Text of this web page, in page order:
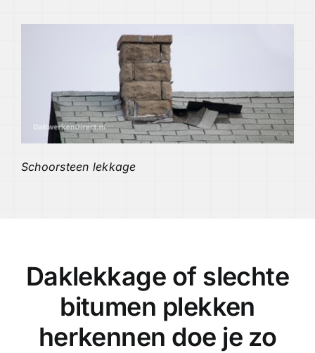
Schoorsteen lekkage
Daklekkage of slechte
bitumen plekken
herkennen doe je zo